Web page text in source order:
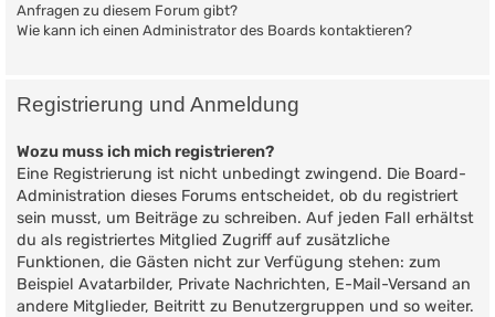
Anfragen zu diesem Forum gibt?
Wie kann ich einen Administrator des Boards kontaktieren?
Registrierung und Anmeldung
Wozu muss ich mich registrieren?
Eine Registrierung ist nicht unbedingt zwingend. Die Board-
Administration dieses Forums entscheidet, ob du registriert
sein musst, um Beiträge zu schreiben. Auf jeden Fall erhältst
du als registriertes Mitglied Zugriff auf zusätzliche
Funktionen, die Gästen nicht zur Verfügung stehen: zum
Beispiel Avatarbilder, Private Nachrichten, E-Mail-Versand an
andere Mitglieder, Beitritt zu Benutzergruppen und so weiter.